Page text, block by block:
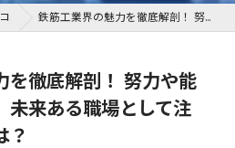
コラム 鉄筋工業界の魅力を徹底解剖！ 努力や能力が評価される、未来ある職場として注目される理由とは？
を徹底解剖！ 努力や能
未来ある職場として注
？